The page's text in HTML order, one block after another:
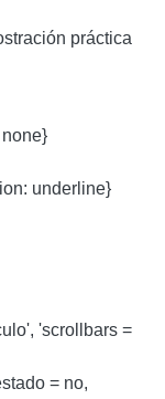
práctica
underline}
'scrollbars =
= no,